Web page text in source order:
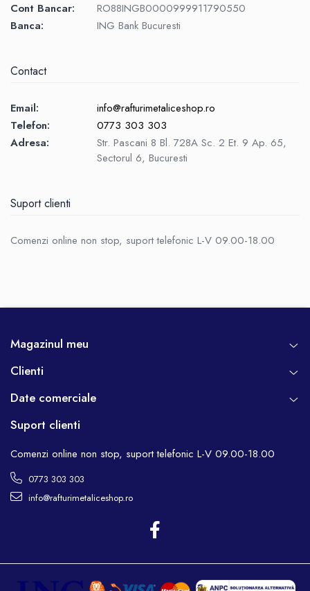
Cont Bancar:
RO88INGB0000999911790550
Banca:
ING Bank Bucuresti
Contact
Email:
info@rafturimetaliceshop.ro
Telefon:
0773 303 303
Adresa:
Str. Pascani 8 Bl. 728A Sc. 2 Et. 9 Ap. 65,
Sectorul 6, Bucuresti
Suport clienti
Comenzi online non stop, suport telefonic L-V 09.00-18.00
Magazinul meu
Clienti
Date comerciale
Suport clienti
Comenzi online non stop, suport telefonic L-V 09.00-18.00
0773 303 303
info@rafturimetaliceshop.ro